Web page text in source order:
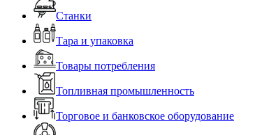
Станки
Тара и упаковка
Товары потребления
Топливная промышленность
Торговое и банковское оборудование